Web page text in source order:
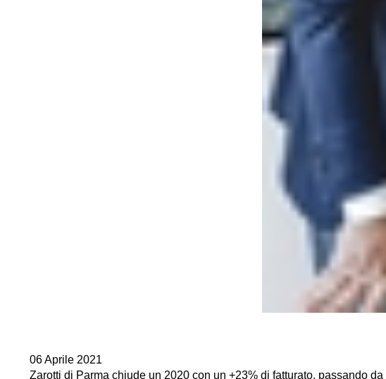
06 Aprile 2021
Zarotti di Parma chiude un 2020 con un +23% di fatturato, passando